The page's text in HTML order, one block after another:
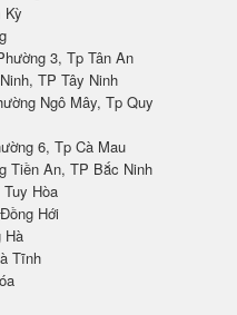
Kỳ
3, Tp Tân An
TP Tây Ninh
Ngô Mây, Tp Quy
6, Tp Cà Mau
Tiền An, TP Bắc Ninh
Hòa
Hới
Hà
Tĩnh